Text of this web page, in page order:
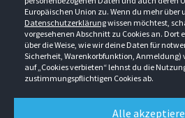
Europäischen Union zu. Wenn du mehr über
Datenschutzerklärungwissen möchtest,
vorgesehenen Abschnitt zu Cookies an. Dort
über die Weise, wie wir deine Daten für
Sicherheit, Warenkorbfunktion, Anmeldung)
auf „Cookies verbieten“ lehnst du die
zustimmungspflichtigen Cookies ab.
Alle
Downloads
Kataloge
Außendienstbesuch
Jobs & Ausbildung
Retouren/Reklamationen
Berlin-Schönefeld: +49 30 68 29 54-0
Saerbeck: +49 2574 88750-0
Weißenhorn: +49 731 3982-0
info@groener-schulze.com
Montag - Donnerstag
9:00 - 17:00
Freitag
9:00 - 15:00
FOLGE UNS
AGB Datenschutzbestimmungen